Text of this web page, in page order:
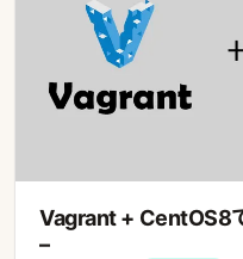
Vagrant + CentOS8
–